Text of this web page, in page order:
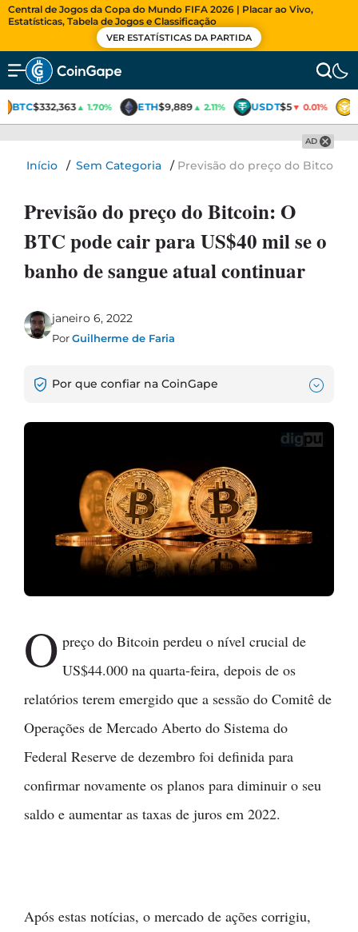
Central de Jogos da Copa do Mundo FIFA 2026 | Placar ao Vivo,
Estatísticas, Tabela de Jogos e Classificação
VER ESTATÍSTICAS DA PARTIDA
BTC$332,363▲ 1.70% ETH$9,889▲ 2.11% USDT$5▼ 0.01%
AD
Início / Sem Categoria / Previsão do preço do Bitcoin:
Previsão do preço do Bitcoin: O
BTC pode cair para US$40 mil se o
banho de sangue atual continuar
janeiro 6, 2022
PorGuilherme de Faria
Por que confiar na CoinGape
O preço do Bitcoin perdeu o nível crucial de
US$44.000 na quarta-feira, depois de os
relatórios terem emergido que a sessão do Comitê de
Operações de Mercado Aberto do Sistema do
Federal Reserve de dezembro foi definida para
confirmar novamente os planos para diminuir o seu
saldo e aumentar as taxas de juros em 2022.
Após estas notícias, o mercado de ações corrigiu,